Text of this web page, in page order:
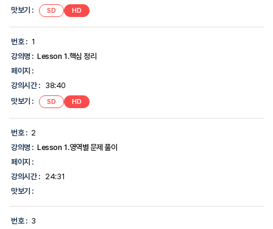
번
강
의
명,
강
의
간,
맛
보
대
한
보
를
공
다.
맛보기 :
SD HD
번호 : 1
강의명 : Lesson 1.핵심 정리
페이지 :
강의시간 :
38:40
맛보기 :
SD HD
번호 : 2
강의명 : Lesson 1.영역별 문제 풀이
페이지 :
강의시간 :
24:31
맛보기 :
번호 : 3